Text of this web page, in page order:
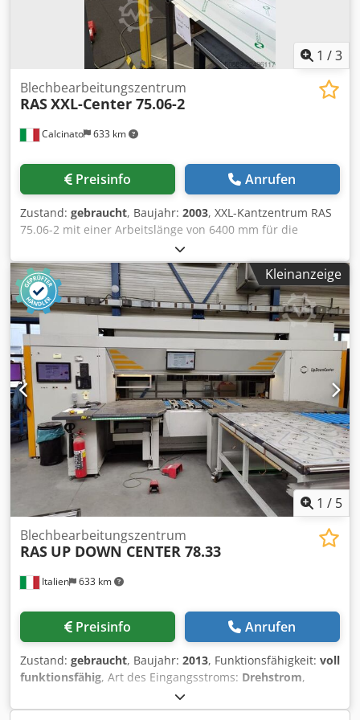
1 /3
Calcinato 633 km
Blechbearbeitungszentrum
RASXXL-Center 75.06-2
Preisinfo Anrufen
Zustand: gebraucht, Baujahr: 2003, XXL-Kantzentrum RAS
75.06-2 mit einer Arbeitslänge von 6400 mm für die
vollautomatische, positive und negative Biegung, bei der
es nicht erforderlich ist, das Blech zu wenden. Maximale
Blechdicke (400 N/mm²): 1,5 mm. Vier motorisierte und
extrem schnelle Achsen, die über eine CNC-Steuerung
geregelt werden (keine Hydraulik). Dodpfx Aaozru Nzjtock
Für: • Biegewinkel oben und unten: 126 Grad/Sekunde •
Oberbacke: 60 mm/Sekunde • Anschläge: 12–750 mm •
Geschwindigkeit des Hinteranschubs: 350 mm/Sekunde •
Biegegenauigkeit (abhängig von der Blechqualität): bis zu
+/- 1 Grad.
Kleinanzeige
1 / 5
Italien 633 km
Blechbearbeitungszentrum
RAS UP DOWN CENTER 78.33
Preisinfo Anrufen
Zustand: gebraucht, Baujahr: 2013, Funktionsfähigkeit: voll
funktionsfähig, Art des Eingangsstroms: Drehstrom,
3 mm
Eingangsspannung:400 V, Biegewinkel (max.):180 °,